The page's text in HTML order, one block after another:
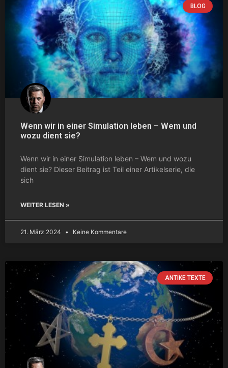
BLOG
Wenn wir in einer Simulation leben – Wem und
wozu dient sie?
Wenn wir in einer Simulation leben – Wem und wozu
dient sie? Dieser Beitrag ist Teil einer Artikelserie, die
sich
WEITER LESEN »
21. März 2024 Keine Kommentare
ANTIKE TEXTE